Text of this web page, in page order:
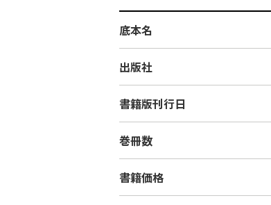
底本名
出版社
書籍版刊行日
巻冊数
書籍価格